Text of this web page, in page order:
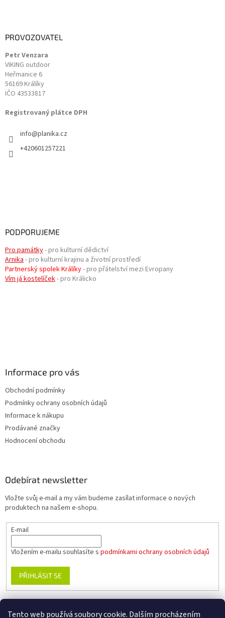
Tento web používá soubory cookie. Dalším procházením
PROVOZOVATEL
Petr Venzara
VIKING outdoor
Heřmanice 6
56169 Králíky
IČO 43533817
Registrovaný plátce DPH
info@planika.cz
+420601257221
PODPORUJEME
Pro památky- pro kulturní dědictví
Arnika- pro kulturní krajinu a životní prostředí
Partnerský spolek Králíky- pro přátelství mezi Evropany
Vím já kostelíček- pro Králicko
Informace pro vás
Obchodní podmínky
Podmínky ochrany osobních údajů
Informace k nákupu
Prodávané značky
Hodnocení obchodu
Odebírat newsletter
Vložte svůj e-mail a my vám budeme zasílat informace o nových
produktech na našem e-shopu.
E-mail
Vložením e-mailu souhlasíte s podmínkami ochrany osobních údajů
PŘIHLÁSIT SE
www.planika.cz www.trekingovaobuv.cz www.regaobuv.cz